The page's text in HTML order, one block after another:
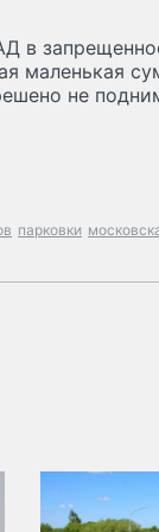
в
маленькая
не
парковки